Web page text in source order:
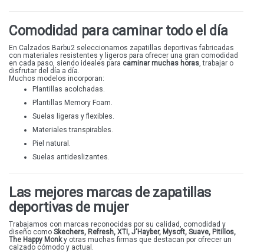
Comodidad para caminar todo el día
En Calzados Barbu2 seleccionamos zapatillas deportivas fabricadas
con materiales resistentes y ligeros para ofrecer una gran comodidad
en cada paso, siendo ideales para caminar muchas horas, trabajar o
disfrutar del día a día.
Muchos modelos incorporan:
Plantillas acolchadas.
Plantillas Memory Foam.
Suelas ligeras y flexibles.
Materiales transpirables.
Piel natural.
Suelas antideslizantes.
Las mejores marcas de zapatillas
deportivas de mujer
Trabajamos con marcas reconocidas por su calidad, comodidad y
diseño como Skechers, Refresh, XTI, J'Hayber, Mysoft, Suave, Pitillos,
The Happy Monky otras muchas firmas que destacan por ofrecer un
calzado cómodo y actual.